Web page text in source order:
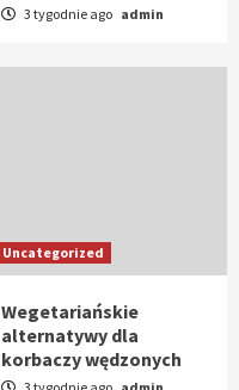
3 tygodnie ago admin
Uncategorized
Wegetariańskie
alternatywy dla
korbaczy wędzonych